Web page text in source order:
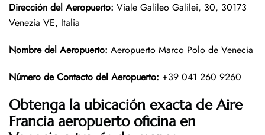
Dirección del Aeropuerto: Viale Galileo Galilei, 30, 30173
Venezia VE, Italia
Nombre del Aeropuerto: Aeropuerto Marco Polo de Venecia
Número de Contacto del Aeropuerto: +39 041 260 9260
Obtenga la ubicación exacta de Aire
Francia aeropuerto oficina en